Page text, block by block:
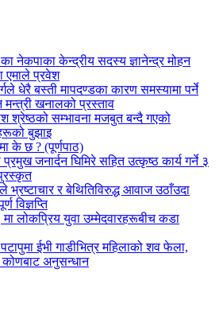
नेकपाका केन्द्रीय सदस्य ज्ञानेन्द्र मोहन
एमाले प्रवेश
धेरै बस्ती मापदण्डका कारण समस्यामा पर्ने
खनालको प्रस्ताव
श्रेष्ठको सम्भावना मजबुत बन्दै गएको
बुझाइ
के छ ? (पूर्णपाठ)
प्रमुख जनार्दन घिमिरे सहित उत्कृष्ठ कार्य गर्ने ३
भ्रष्टाचार र बेथितिविरुद्ध आवाज उठाँउदा
विज्ञप्ति
मा लोकप्रिय युवा उम्मेदवारहरूबीच कडा
ईभी गाडीभित्र महिलाको शव फेला,
कोणबाट अनुसन्धान